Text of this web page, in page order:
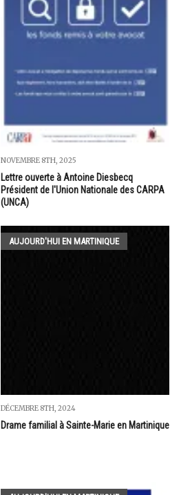
NOVEMBRE 8TH, 2025
Lettre ouverte à Antoine Diesbecq
Président de l'Union Nationale des CARPA
(UNCA)
AUJOURD'HUI EN MARTINIQUE
DÉCEMBRE 8TH, 2024
Drame familial à Sainte-Marie en Martinique